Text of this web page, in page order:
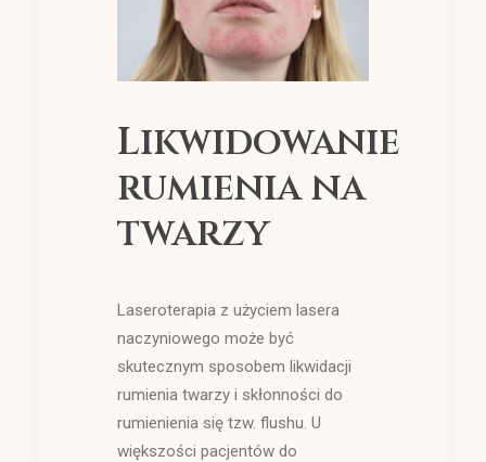
Likwidowanie
rumienia na
twarzy
Laseroterapia z użyciem lasera
naczyniowego może być
skutecznym sposobem likwidacji
rumienia twarzy i skłonności do
rumienienia się tzw. flushu. U
większości pacjentów do